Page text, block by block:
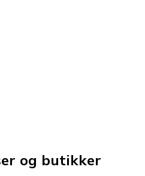
og butikker